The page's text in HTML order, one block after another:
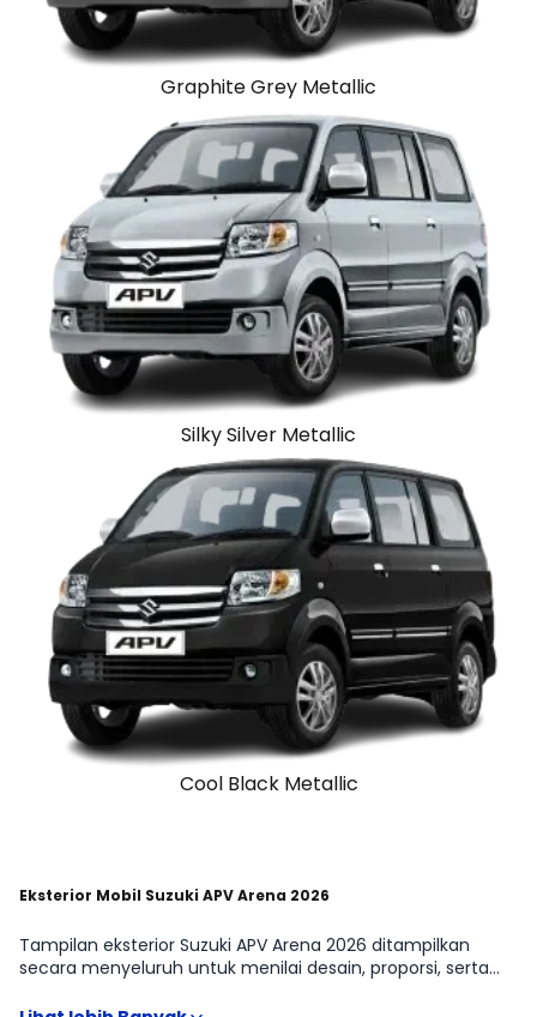
Graphite Grey Metallic
Silky Silver Metallic
Cool Black Metallic
Eksterior Mobil Suzuki APV Arena 2026
Tampilan eksterior Suzuki APV Arena 2026 ditampilkan
secara menyeluruh untuk menilai desain, proporsi, serta